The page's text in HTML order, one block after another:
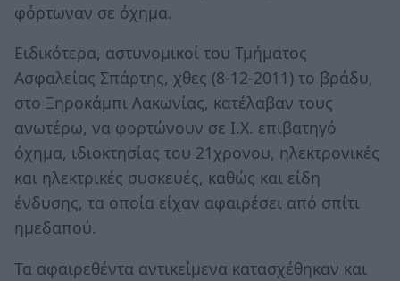
φόρτωναν σε όχημα.
Ειδικότερα, αστυνομικοί του Τμήματος
Ασφαλείας Σπάρτης, χθες (8-12-2011) το βράδυ,
στο Ξηροκάμπι Λακωνίας, κατέλαβαν τους
ανωτέρω, να φορτώνουν σε Ι.Χ. επιβατηγό
όχημα, ιδιοκτησίας του 21χρονου, ηλεκτρονικές
και ηλεκτρικές συσκευές, καθώς και είδη
ένδυσης, τα οποία είχαν αφαιρέσει από σπίτι
ημεδαπού.
Τα αφαιρεθέντα αντικείμενα κατασχέθηκαν και